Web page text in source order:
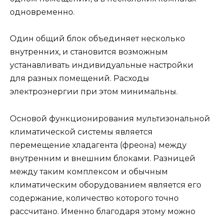
одновременно.
Один общий блок объединяет несколько
внутренних, и становится возможным
устанавливать индивидуальные настройки
для разных помещений. Расходы
электроэнергии при этом минимальны.
Основой функционирования мультизональной
климатической системы является
перемещение хладагента (фреона) между
внутренним и внешним блоками. Разницей
между таким комплексом и обычным
климатическим оборудованием является его
содержание, количество которого точно
рассчитано. Именно благодаря этому можно